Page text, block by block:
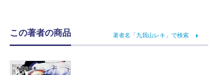
この著者の商品 著者名「九我山レキ」で検索